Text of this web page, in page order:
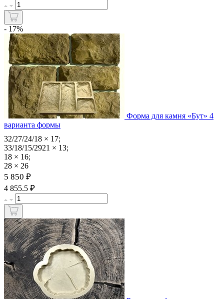
- 17%
Форма для камня «Бут» 4
варианта формы
32/27/24/18 × 17;
33/18/15/2921 × 13;
18 × 16;
28 × 26
5 850 ₽
4 855.5 ₽